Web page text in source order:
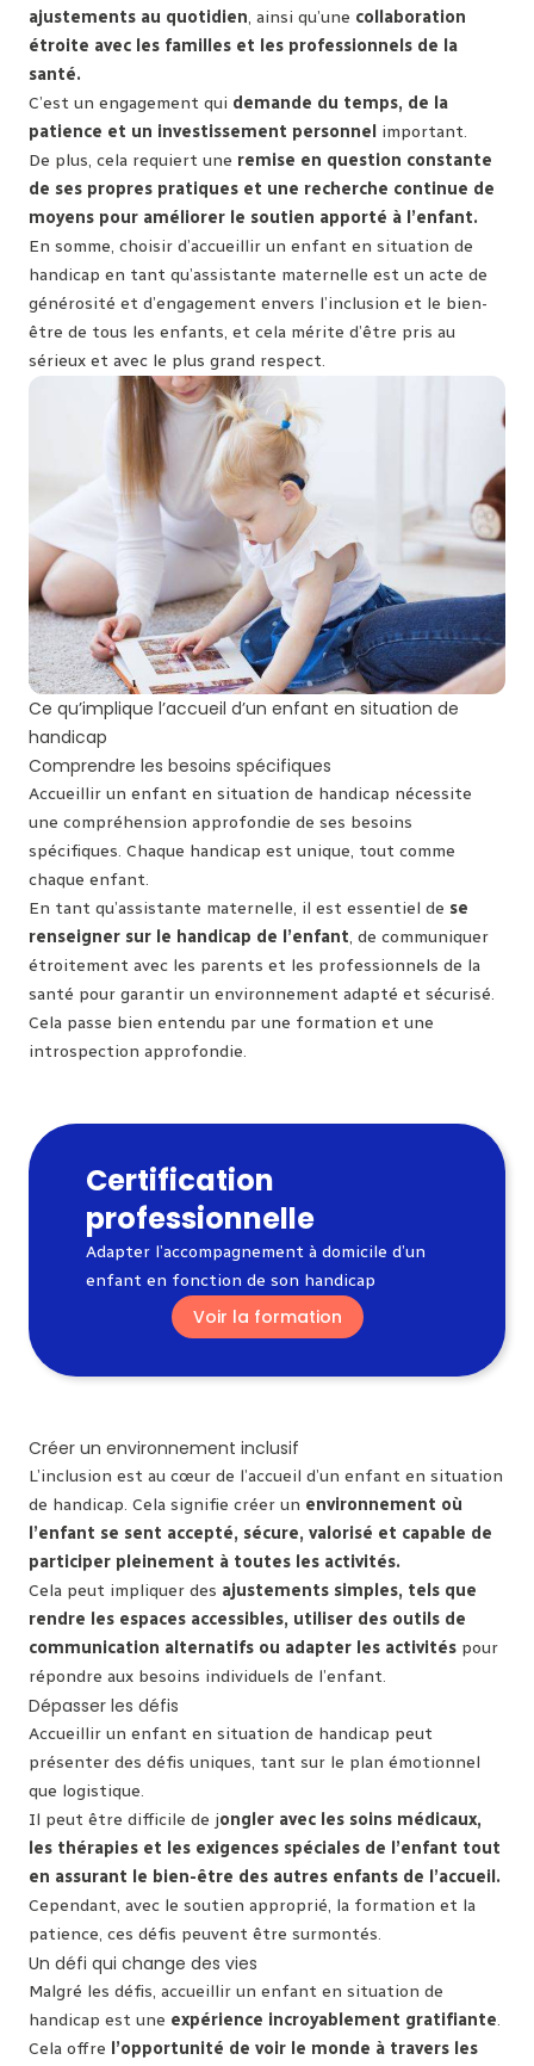
ajustements au quotidien, ainsi qu’une collaboration
étroite avec les familles et les professionnels de la
santé.
C’est un engagement qui demande du temps, de la
patience et un investissement personnel important.
De plus, cela requiert une remise en question constante
de ses propres pratiques et une recherche continue de
moyens pour améliorer le soutien apporté à l’enfant.
En somme, choisir d’accueillir un enfant en situation de
handicap en tant qu’assistante maternelle est un acte de
générosité et d’engagement envers l’inclusion et le bien-
être de tous les enfants, et cela mérite d’être pris au
sérieux et avec le plus grand respect.
Ce qu’implique l’accueil d’un enfant en situation de
handicap
Comprendre les besoins spécifiques
Accueillir un enfant en situation de handicap nécessite
une compréhension approfondie de ses besoins
spécifiques. Chaque handicap est unique, tout comme
chaque enfant.
En tant qu’assistante maternelle, il est essentiel de se
renseigner sur le handicap de l’enfant, de communiquer
étroitement avec les parents et les professionnels de la
santé pour garantir un environnement adapté et sécurisé.
Cela passe bien entendu par une formation et une
introspection approfondie.
Certification
professionnelle
Adapter l’accompagnement à domicile d’un
enfant en fonction de son handicap
Voir la formation
Créer un environnement inclusif
L’inclusion est au cœur de l’accueil d’un enfant en situation
de handicap. Cela signifie créer un environnement où
l’enfant se sent accepté, sécure, valorisé et capable de
participer pleinement à toutes les activités.
Cela peut impliquer des ajustements simples, tels que
rendre les espaces accessibles, utiliser des outils de
communication alternatifs ou adapter les activités pour
répondre aux besoins individuels de l’enfant.
Dépasser les défis
Accueillir un enfant en situation de handicap peut
présenter des défis uniques, tant sur le plan émotionnel
que logistique.
Il peut être difficile de jongler avec les soins médicaux,
les thérapies et les exigences spéciales de l’enfant tout
en assurant le bien-être des autres enfants de l’accueil.
Cependant, avec le soutien approprié, la formation et la
patience, ces défis peuvent être surmontés.
Un défi qui change des vies
Malgré les défis, accueillir un enfant en situation de
handicap est une expérience incroyablement gratifiante.
Cela offre l’opportunité de voir le monde à travers les